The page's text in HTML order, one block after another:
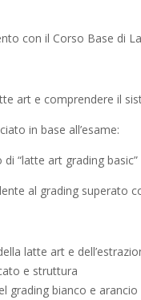
con il Corso Base di
art e comprendere il
in base all’esame:
“latte art grading basic”
al grading superato
latte art e
e struttura
grading bianco e arancio